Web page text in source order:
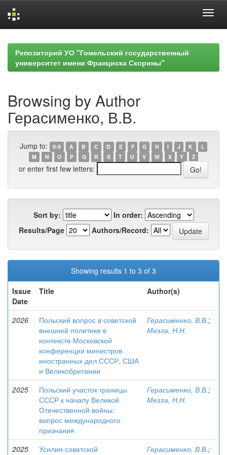
navigationРепозиторий УО "Гомельский государственный
университет имени Франциска Скорины"
Browsing by Author
Герасименко, В.В.
Jump to: 0-9 A B C D E F G H I J K
L
M
N O P Q R S T U V W X Y Z
or enter first few letters:
Sort by:
In order:
Results/Page
Authors/Record:
Showing results 1 to 3 of 3
Issue
Date
Title Author(s)
2026
Польский вопрос в советской
внешней политике в
контексте Московской
конференции министров
иностранных дел СССР, США
и Великобритании
Герасименко, В.В.;
Мезга, Н.Н.
2025
Польский участок границы
СССР к началу Великой
Отечественной войны:
вопрос международного
признания
Герасименко, В.В.;
Мезга, Н.Н.
2025
Усилия советской
Герасименко, В.В.;